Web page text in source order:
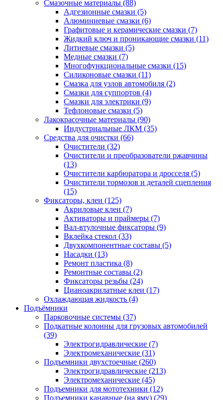
Смазочные материалы (88)
Адгезионные смазки (5)
Алюминиевые смазки (6)
Графитовые и керамические смазки (7)
Жидкий ключ и проникающие смазки (11)
Литиевые смазки (5)
Медные смазки (7)
Многофункциональные смазки (15)
Силиконовые смазки (11)
Смазка для узлов автомобиля (2)
Смазки для суппортов (4)
Смазки для электрики (9)
Тефлоновые смазки (5)
Лакокрасочные материалы (90)
Индустриальные ЛКМ (35)
Средства для очистки (66)
Очистители (32)
Очистители и преобразователи ржавчины
(13)
Очистители карбюратора и дросселя (5)
Очистители тормозов и деталей сцепления
(15)
Фиксаторы, клеи (125)
Акриловые клеи (7)
Активаторы и праймеры (7)
Вал-втулочные фиксаторы (9)
Вклейка стекол (33)
Двухкомпонентные составы (5)
Насадки (13)
Ремонт пластика (8)
Ремонтные составы (2)
Фиксаторы резьбы (24)
Цианоакрилатные клеи (17)
Охлаждающая жидкость (4)
Подъёмники
Парковочные системы (37)
Подкатные колонны для грузовых автомобилей
(39)
Электрогидравлические (7)
Электромеханические (31)
Подъемники двухстоечные (260)
Электрогидравлические (213)
Электромеханические (45)
Подъемники для мототехники (12)
Подъемники канавные (на яму) (29)